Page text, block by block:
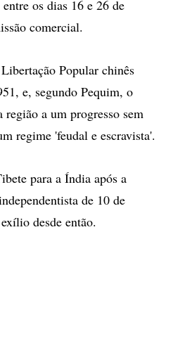
os dias 16 e 26 de
comercial.
Popular chinês
e, segundo Pequim, o
a um progresso sem
regime 'feudal e escravista'.
para a Índia após a
de 10 de
desde então.